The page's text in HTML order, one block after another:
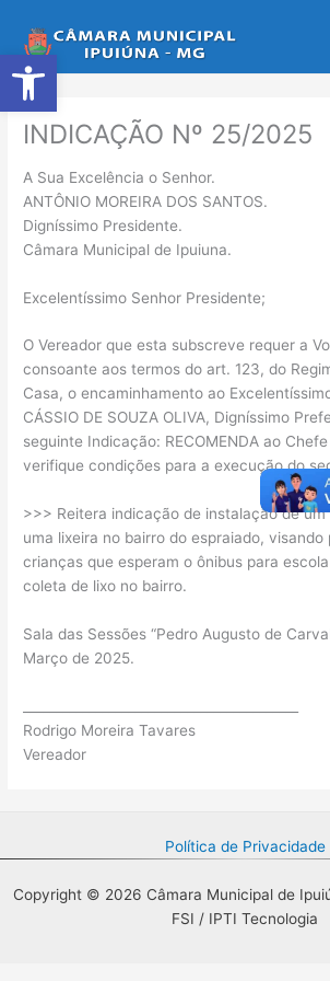
Abrir a barra de ferramentas
para
o
conteúdo
INDICAÇÃO Nº 25/2025
A Sua Excelência o Senhor.
ANTÔNIO MOREIRA DOS SANTOS.
Digníssimo Presidente.
Câmara Municipal de Ipuiuna.
Excelentíssimo Senhor Presidente;
O Vereador que esta subscreve requer a
consoante aos termos do art. 123, do
Casa, o encaminhamento ao
CÁSSIO DE SOUZA OLIVA, Digníssimo
seguinte Indicação: RECOMENDA ao
verifique condições para a execução do
>>> Reitera indicação de instalação de
uma lixeira no bairro do espraiado, visando
crianças que esperam o ônibus para
coleta de lixo no bairro.
Sala das Sessões “Pedro Augusto de
Março de 2025.
Rodrigo Moreira Tavares
Vereador
Política de Privacidade
Copyright © 2026 Câmara Municipal de
FSI / IPTI Tecnologia